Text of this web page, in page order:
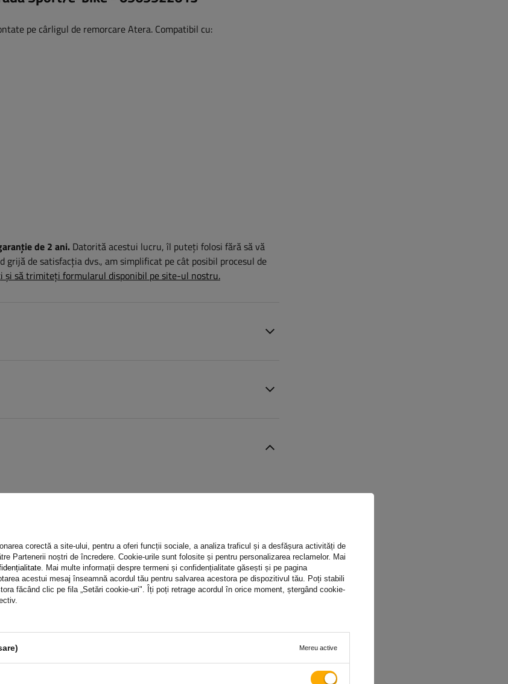
pe cârligul de remorcare Atera. Compatibil cu:
de 2 ani. Datorită acestui lucru, îl puteți folosi fără să vă
de satisfacția dvs., am simplificat pe cât posibil procesul de
și să trimiteți formularul disponibil pe site-ul nostru.
5/5
corectă a site-ului, pentru a oferi funcții sociale, a analiza traficul și a desfășura activități de
Partenerii noștri de încredere. Cookie-urile sunt folosite și pentru personalizarea reclamelor. Mai
. Mai multe informații despre termeni și confidențialitate găsești și pe pagina
acestui mesaj înseamnă acordul tău pentru salvarea acestora pe dispozitivul tău. Poți stabili
făcând clic pe fila „Setări cookie-uri". Îți poți retrage acordul în orice moment, ștergând cookie-
Mereu active